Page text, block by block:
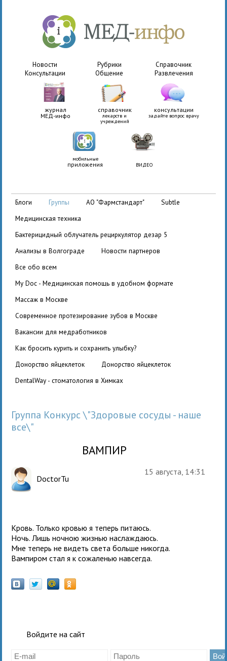
Новости Рубрики
Справочник
Консультации
Общение Развлечения
журнал
МЕД-инфо
справочник
лекарств и
учреждений
консультации
задайте вопрос врачу
мобильные
приложения ВИДЕО
блоги группы АО "Фармстандарт"
Subtle
медицинская техника
бактерицидный облучатель рециркулятор дезар 5
Анализы в Волгограде
Новости партнеров
Все обо всем
My Doc - Медицинская помощь в удобном формате
Массаж в Москве
Современное протезирование зубов в Москве
вакансии для медработников
Как бросить курить и сохранить улыбку?
Донорство яйцеклеток
Донорство яйцеклеток
DentalWay - стоматология в Химках
Группа Конкурс \"Здоровые сосуды - наше
все\"
ВАМПИР
DoctorTu
15 августа, 14:31
Кровь. Только кровью я теперь питаюсь.
Ночь. Лишь ночною жизнью наслаждаюсь.
Мне теперь не видеть света больше никогда.
Вампиром стал я к сожаленью навсегда.
Войдите на сайт